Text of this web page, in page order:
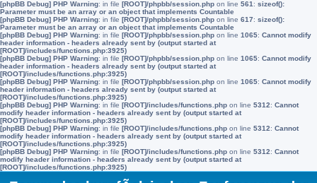
[phpBB Debug] PHP Warning: in file [ROOT]/phpbb/session.php on line 561 : sizeof():
Parameter must be an array or an object that implements Countable
[phpBB Debug] PHP Warning: in file [ROOT]/phpbb/session.php on line 617: sizeof():
Parameter must be an array or an object that implements Countable
[phpBB Debug] PHP Warning: in file [ROOT]/phpbb/session.php on line 1065: Cannot modify
header information - headers already sent by (output started at
[ROOT]/includes/functions.php:3925)
[phpBB Debug] PHP Warning: in file [ROOT]/phpbb/session.php on line 1065: Cannot modify
header information - headers already sent by (output started at
[ROOT]/includes/functions.php:3925)
[phpBB Debug] PHP Warning: in file [ROOT]/phpbb/session.php on line 1065: Cannot modify
header information - headers already sent by (output started at
[ROOT]/includes/functions.php:3925)
[phpBB Debug] PHP Warning: in file [ROOT]/includes/functions.php on line 5312: Cannot
modify header information - headers already sent by (output started at
[ROOT]/includes/functions.php:3925)
[phpBB Debug] PHP Warning: in file [ROOT]/includes/functions.php on line 5312: Cannot
modify header information - headers already sent by (output started at
[ROOT]/includes/functions.php:3925)
[phpBB Debug] PHP Warning: in file [ROOT]/includes/functions.php on line 5312: Cannot
modify header information - headers already sent by (output started at
[ROOT]/includes/functions.php:3925)